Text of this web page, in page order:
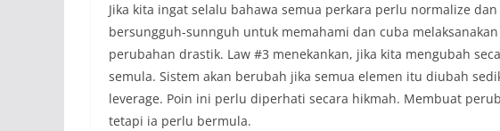
Jika kita ingat selalu bahawa semua perkara perlu normalize
bersungguh-sunnguh untuk memahami dan cuba
perubahan drastik. Law #3 menekankan, jika kita mengubah
semula. Sistem akan berubah jika semua elemen itu diubah
leverage. Poin ini perlu diperhati secara hikmah. Membuat
tetapi ia perlu bermula.